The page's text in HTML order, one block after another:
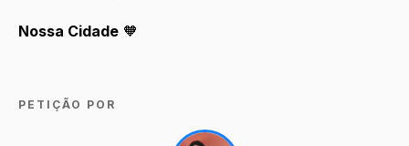
Nossa Cidade 🧡
PETIÇÃO POR